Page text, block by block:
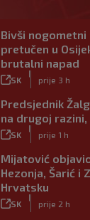
Bivši nogometni
pretučen u
brutalni napad
SK prije 3 h
Predsjednik
na drugoj
SK prije 1 h
Mijatović
Hezonja, Šarić i
Hrvatsku
SK prije 2 h